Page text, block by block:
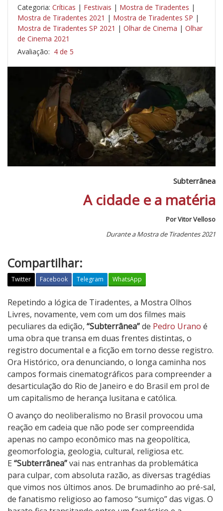
Categoria: Críticas | Festivais | Mostra de Tiradentes |
Mostra de Tiradentes 2021 | Mostra de Tiradentes SP |
Mostra de Tiradentes SP 2021 | Olhar de Cinema | Olhar
de Cinema 2021
Avaliação: 4 de 5
Subterrânea
A cidade e a matéria
Por Vitor Velloso
Durante a Mostra de Tiradentes 2021
Compartilhar:
Twitter Facebook Telegram WhatsApp
S
u
b
t
e
r
r
â
n
a
Repetindo a lógica de Tiradentes, a Mostra Olhos
Livres, novamente, vem com um dos filmes mais
peculiares da edição, “Subterrânea”de Pedro Urano é
uma obra que transa em duas frentes distintas, o
registro documental e a ficção em torno desse registro.
Ora Histórico, ora denunciando, o longa caminha nos
campos formais cinematográficos para compreender a
desarticulação do Rio de Janeiro e do Brasil em prol de
um capitalismo de herança lusitana e católica.
O avanço do neoliberalismo no Brasil provocou uma
reação em cadeia que não pode ser compreendida
apenas no campo econômico mas na geopolítica,
geomorfologia, geologia, cultural, religiosa etc.
E “Subterrânea”vai nas entranhas da problemática
para culpar, com absoluta razão, as diversas tragédias
que vimos nos últimos anos. De brumadinho ao pré-sal,
de fanatismo religioso ao famoso “sumiço” das vigas. O